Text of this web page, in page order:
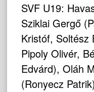
SVF U19:
Sziklai Gergő
Kristóf, Soltész
Pipoly Olivér,
Edvárd), Oláh
(Ronyecz